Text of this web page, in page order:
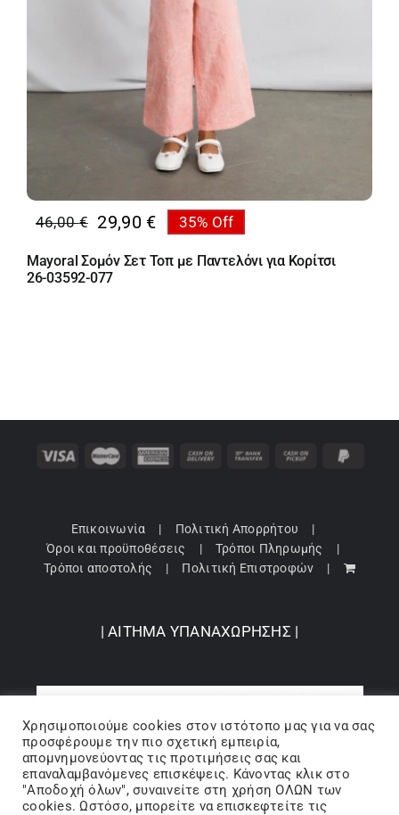
46,00€
Original
price
was:
29,90 €
Η
τρέχουσα
τιμή
35% Off
Mayoral Σομόν Σετ Τοπ με Παντελόνι για Κορίτσι
26-03592-077
Επικοινωνία
Πολιτική Απορρήτου
Όροι και προϋποθέσεις
Τρόποι Πληρωμής
Τρόποι αποστολής
Πολιτική Επιστροφών
| ΑΙΤΗΜΑ ΥΠΑΝΑΧΩΡΗΣΗΣ |
Χρησιμοποιούμε cookies στον ιστότοπo μας για να σας
προσφέρουμε την πιο σχετική εμπειρία,
απομνημονεύοντας τις προτιμήσεις σας και
επαναλαμβανόμενες επισκέψεις. Κάνοντας κλικ στο
"Αποδοχή όλων", συναινείτε στη χρήση ΟΛΩΝ των
cookies. Ωστόσο, μπορείτε να επισκεφτείτε τις